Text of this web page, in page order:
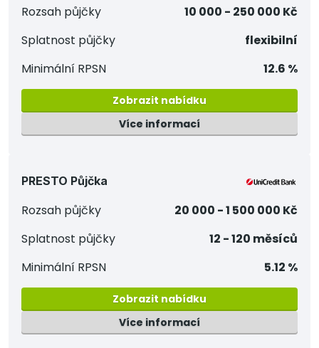
Rozsah půjčky
10 000 - 250 000 Kč
Splatnost půjčky
flexibilní
Minimální RPSN
12.6 %
Zobrazit nabídku
Více informací
PRESTO Půjčka
Rozsah půjčky
20 000 - 1 500 000 Kč
Splatnost půjčky
12 - 120 měsíců
Minimální RPSN
5.12 %
Zobrazit nabídku
Více informací